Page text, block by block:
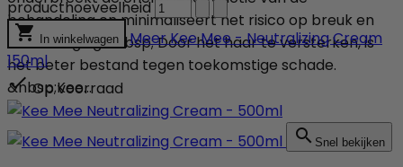
behandeling en minimaliseert het risico op breuk en
beschadiging.&nbsp; Door het haar te versterken, is
het beter bestand tegen toekomstige schade.
&nbsp;Kee...
producthoeveelheid
 In winkelwagen MeerKee Mee - Neutralizing Cream
150ml
Op voorraad
 Snel bekijken